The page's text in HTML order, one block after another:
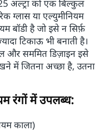
अल्ट्रा को एक बिल्कुल
ग्लास या एल्युमीनियम
बॉडी है जो इसे न सिर्फ़
टिकाऊ भी बनाती है।
और सममित डिज़ाइन इसे
में जितना अच्छा है, उतना
रंगों में उपलब्ध:
काला)